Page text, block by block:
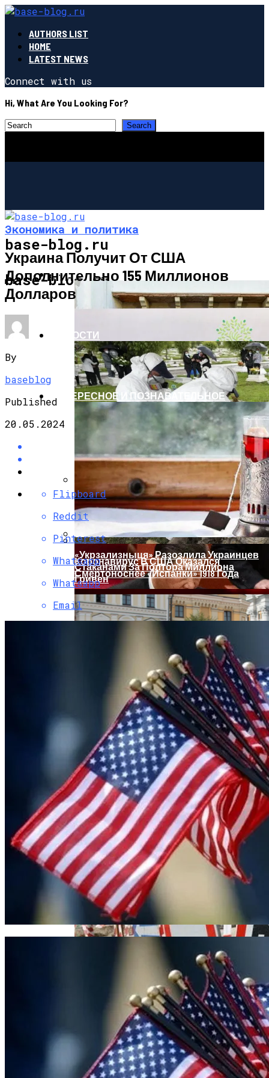
AUTHORS LIST
HOME
LATEST NEWS
Connect with us
Hi, What Are You Looking For?
base-blog.ru
base-blog.ru
ЭКОНОМИКА И ПОЛИТИКА
G7 Договорились Регулировать
Искусственный Интеллект
Растущая Концентрация Власти В
Руках Си Цзиньпина: Мир Не Обмануть
Военные Рельсы Спасут Британскую
Экономику?
НОВОСТИ
Коронавирус В США Оказался
Смертоноснее «испанки» 1918 Года
Извержение Вулкана На Юге Исландии:
Чрезвычайное Положение И Эвакуация
Индия Не Будет Спрашивать
Разрешения На Запуск Моделей ИИ
ИНТЕРЕСНОЕ И ПОЗНАВАТЕЛЬНОЕ
«Укрзализныця» Разозлила Украинцев
Стаканами За Полтора Миллиона
Гривен
В «Борисполе» Поселилась Украинка,
Депортированная Из Казахстана
В Киеве Ограничили Движение На
Проспекте Палладина
Экономика и политика
Украина Получит От США
Дополнительно 155 Миллионов
Долларов
By
baseblog
Published
20.05.2024
Flipboard
Reddit
Pinterest
Whatsapp
Whatsapp
Email